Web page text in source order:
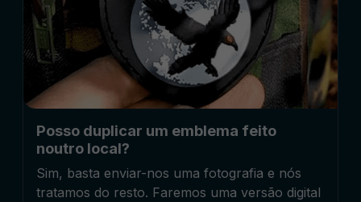
Posso duplicar um emblema feito
noutro local?
Sim, basta enviar-nos uma fotografia e nós
tratamos do resto. Faremos uma versão digital